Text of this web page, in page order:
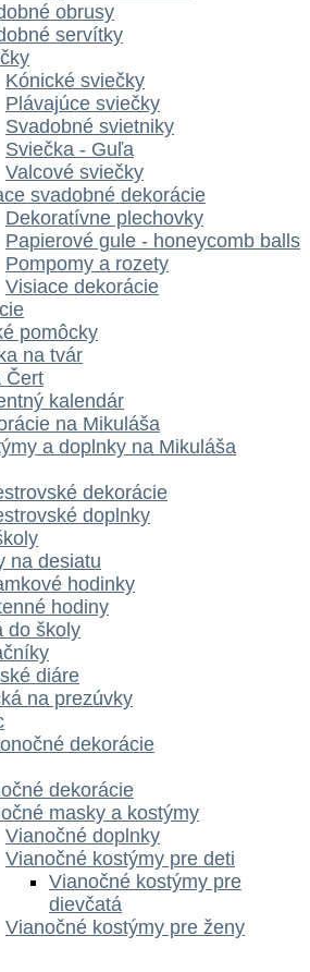
obrusy
servítky
Kónické sviečky
Plávajúce sviečky
Svadobné svietniky
Sviečka - Guľa
Valcové sviečky
svadobné dekorácie
Dekoratívne plechovky
Papierové gule - honeycomb balls
Pompomy a rozety
Visiace dekorácie
pomôcky
na tvár
Čert
kalendár
na Mikuláša
a doplnky na Mikuláša
dekorácie
doplnky
na desiatu
hodinky
hodiny
do školy
diáre
na prezúvky
dekorácie
dekorácie
masky a kostýmy
Vianočné doplnky
Vianočné kostýmy pre deti
Vianočné kostýmy pre
dievčatá
Vianočné kostýmy pre ženy